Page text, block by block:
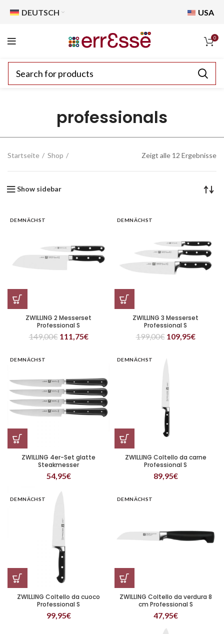
DEUTSCH USA
0
professionals
Startseite Shop Zeigt alle 12 Ergebnisse
Show sidebar
DEMNÄCHST
ZWILLING 2 Messerset
Professional S
149,00€ 111,75€
DEMNÄCHST
ZWILLING 3 Messerset
Professional S
199,00€ 109,95€
DEMNÄCHST
ZWILLING 4er-Set glatte
Steakmesser
54,95€
DEMNÄCHST
ZWILLING Coltello da carne
Professional S
89,95€
DEMNÄCHST
ZWILLING Coltello da cuoco
Professional S
99,95€
DEMNÄCHST
ZWILLING Coltello da verdura 8
cm Professional S
47,95€